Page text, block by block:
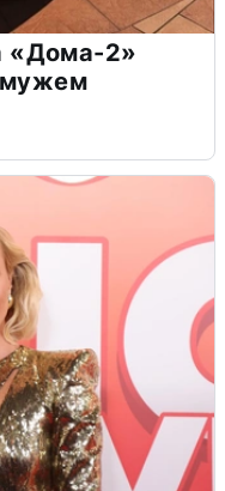
«Дома-2»
мужем